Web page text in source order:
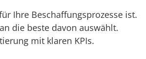
Ihre Beschaffungsprozesse ist.
die beste davon auswählt.
mit klaren KPIs.